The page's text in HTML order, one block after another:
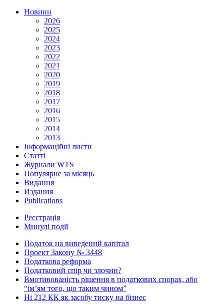
Новини
2026
2025
2024
2023
2022
2021
2020
2019
2018
2017
2016
2015
2014
2013
Інформаційні листи
Статті
Журнали WTS
Популярне за місяць
Видання
Издания
Publications
Реєстрація
Минулі події
Податок на виведений капітал
Проект Закону № 3448
Податкова реформа
Податковий спір чи злочин?
Вмотивованість рішення в податкових спорах, або
“ім’ям того, що таким чином”
Ні 212 КК як засобу тиску на бізнес